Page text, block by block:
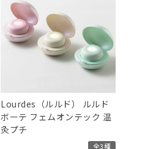
Lourdes（ルルド） ルルド
ボーテ フェムオンテック 温
灸プチ
全3種